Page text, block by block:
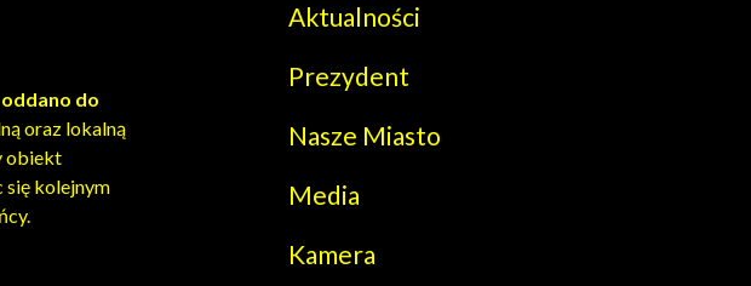
do
oraz lokalną
obiekt
się kolejnym
Aktualności
Prezydent
Nasze Miasto
Media
Kamera